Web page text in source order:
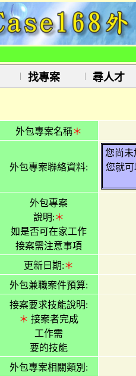
找專案 尋人才
外包專案名稱＊
外包專案聯絡資料:
您尚未
您就
外包專案
說明:＊
如是否可在家工作
接案需注意事項
更新日期:＊
外包兼職案件預算:
接案要求技能說明:
＊ 接案者完成
工作需
要的技能
外包專案相關類別: